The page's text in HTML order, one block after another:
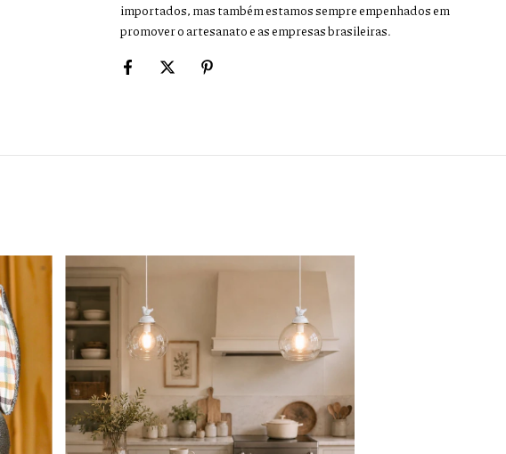
importados, mas também estamos sempre empenhados em
promover o artesanato e as empresas brasileiras.